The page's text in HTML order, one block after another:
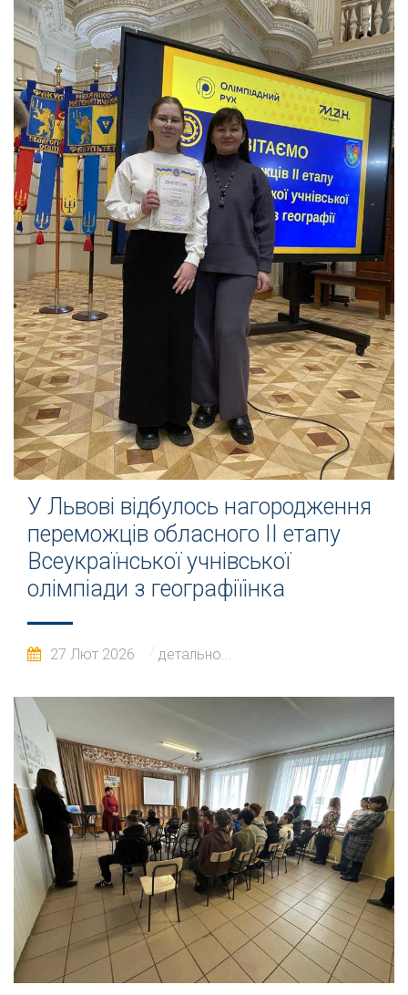
У Львові відбулось нагородження
переможців обласного ІІ етапу
Всеукраїнської учнівської
олімпіади з географіїінка
27 Лют 2026 детально...